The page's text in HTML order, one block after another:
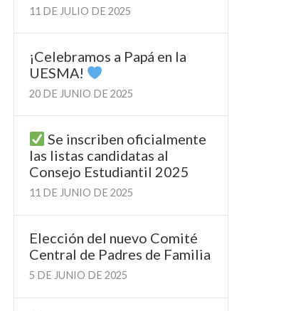
11 DE JULIO DE 2025
¡Celebramos a Papá en la
UESMA!
20 DE JUNIO DE 2025
Se inscriben oficialmente
las listas candidatas al
Consejo Estudiantil 2025
11 DE JUNIO DE 2025
Elección del nuevo Comité
Central de Padres de Familia
5 DE JUNIO DE 2025